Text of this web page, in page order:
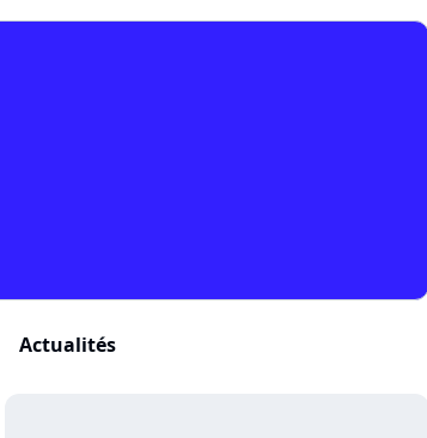
Actualités